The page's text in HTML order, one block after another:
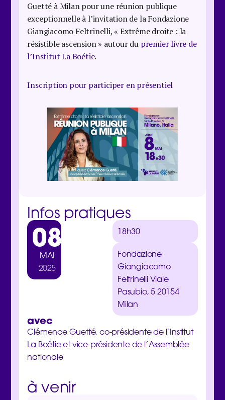
Guetté à Milan pour une réunion publique
exceptionnelle à l’invitation de la Fondazione
Giangiacomo Feltrinelli, « Extrême droite : la
résistible ascension » autour du premier livre de
l’Institut La Boétie.
Inscription pour participer en présentiel
Infos pratiques
08
MAI
2025
18h30
Fondazione
Giangiacomo
FeltrinelliViale
Pasubio, 5 20154
Milan
avec
Clémence Guetté, co-présidente de l’Institut
La Boétie et vice-présidente de l’Assemblée
nationale
à venir